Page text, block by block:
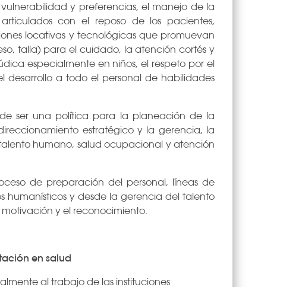
y preferencias, el manejo de la
con el reposo de los pacientes,
locativas y tecnológicas que promuevan
talla) para el cuidado, la atención cortés y
especialmente en niños, el respeto por el
a todo el personal de habilidades
ser una política para la planeación de la
estratégico y la gerencia, la
humano, salud ocupacional y atención
de preparación del personal, líneas de
humanísticos y desde la gerencia del talento
y el reconocimiento.
en salud
al trabajo de las instituciones